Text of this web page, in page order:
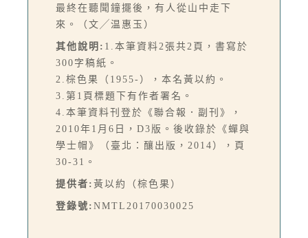
最終在聽聞鐘擺後，有人從山中走下
來。（文╱温惠玉）
其他說明: 1.本筆資料2張共2頁，書寫於
300字稿紙。
2.棕色果（1955-），本名黃以約。
3.第1頁標題下有作者署名。
4.本筆資料刊登於《聯合報．副刊》，
2010年1月6日，D3版。後收錄於《蟬與
學士帽》（臺北：釀出版，2014），頁
30-31。
提供者: 黃以約（棕色果）
登錄號: NMTL20170030025